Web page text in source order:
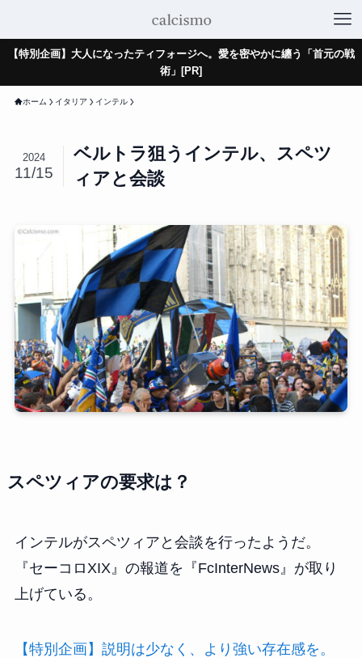
【特別企画】大人になったティフォージへ。愛を密やかに纏う「首元の戦
術」[PR]
ホーム イタリア インテル
ベルトラ狙うインテル、スペツ
ィアと会談
2024
11/15
スペツィアの要求は？
インテルがスペツィアと会談を行ったようだ。
『セーコロXIX』の報道を『FcInterNews』が取り
上げている。
【特別企画】説明は少なく、より強い存在感を。